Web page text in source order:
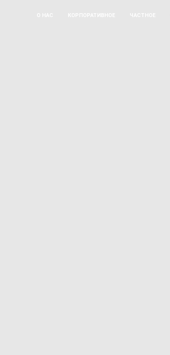
О НАС КОРПОРАТИВНОЕ ЧАСТНОЕ